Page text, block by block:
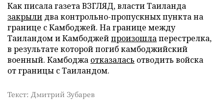
Как писала газета ВЗГЛЯД, власти Таиланда
закрыли два контрольно-пропускных пункта на
границе с Камбоджей. На границе между
Таиландом и Камбоджейпроизошлаперестрелка,
в результате которой погиб камбоджийский
военный. Камбоджа отказалась отводить войска
от границы с Таиландом.
Текст: Дмитрий Зубарев